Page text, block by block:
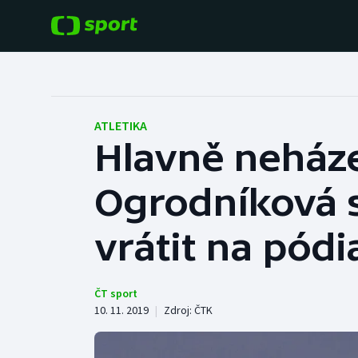
Hokej
Tenis
Baseball a softbal
Basketbal
Biatlon
ATLETIKA
Hlavně
Ogrodníková
vrátit na
ČT sport
10. 11. 2019 | Zdroj: ČTK